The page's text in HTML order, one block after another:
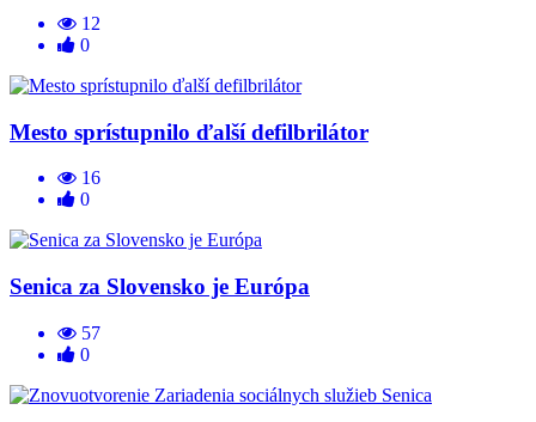
12
0
Mesto sprístupnilo ďalší defilbrilátor
16
0
Senica za Slovensko je Európa
57
0